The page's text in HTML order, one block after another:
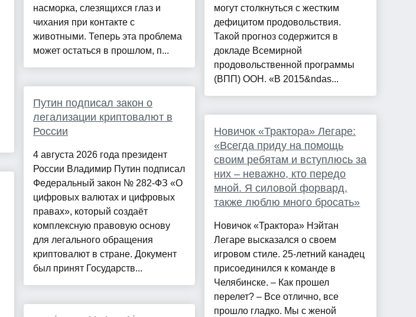
насморка, слезящихся глаз и
чихания при контакте с
животными. Теперь эта проблема
может остаться в прошлом, п...
Путин подписал закон о
легализации криптовалют в
России
4 августа 2026 года президент
России Владимир Путин подписал
Федеральный закон № 282-ФЗ «О
цифровых валютах и цифровых
правах», который создаёт
комплексную правовую основу
для легального обращения
криптовалют в стране. Документ
был принят Государств...
могут столкнуться с жестким
дефицитом продовольствия.
Такой прогноз содержится в
докладе Всемирной
продовольственной программы
(ВПП) ООН. «В 2015&ndas...
Новичок «Трактора» Легаре:
«Всегда приду на помощь
своим ребятам и вступлюсь за
них – неважно, кто передо
мной. Я силовой форвард,
также люблю много бросать»
Новичок «Трактора» Нэйтан
Легаре высказался о своем
игровом стиле. 25-летний канадец
присоединился к команде в
Челябинске. – Как прошел
перелет? – Все отлично, все
прошло гладко. Мы с женой